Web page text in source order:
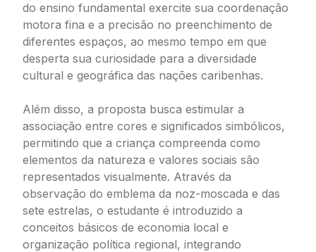
do ensino fundamental exercite sua coordenação
motora fina e a precisão no preenchimento de
diferentes espaços, ao mesmo tempo em que
desperta sua curiosidade para a diversidade
cultural e geográfica das nações caribenhas.
Além disso, a proposta busca estimular a
associação entre cores e significados simbólicos,
permitindo que a criança compreenda como
elementos da natureza e valores sociais são
representados visualmente. Através da
observação do emblema da noz-moscada e das
sete estrelas, o estudante é introduzido a
conceitos básicos de economia local e
organização política regional, integrando